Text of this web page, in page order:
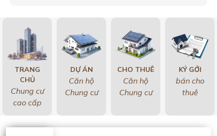
TRANG
CHỦ
Chung cư
cao cấp
DỰ ÁN
Căn hộ
Chung cư
CHO THUÊ
Căn hộ
Chung cư
KÝ GỞI
bán cho
thuê